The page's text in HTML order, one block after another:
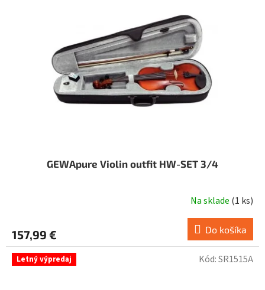
GEWApure Violin outfit HW-SET 3/4
produktu
je
4,3
z
Na sklade (1 ks)
157,99 € Do košíka
Letný výpredaj Kód:SR1515A